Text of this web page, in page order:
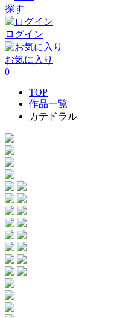
探す
ログイン
お気に入り
0
TOP
作品一覧
カテドラル